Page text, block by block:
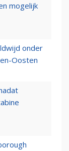
mogelijk
onder
Oosten